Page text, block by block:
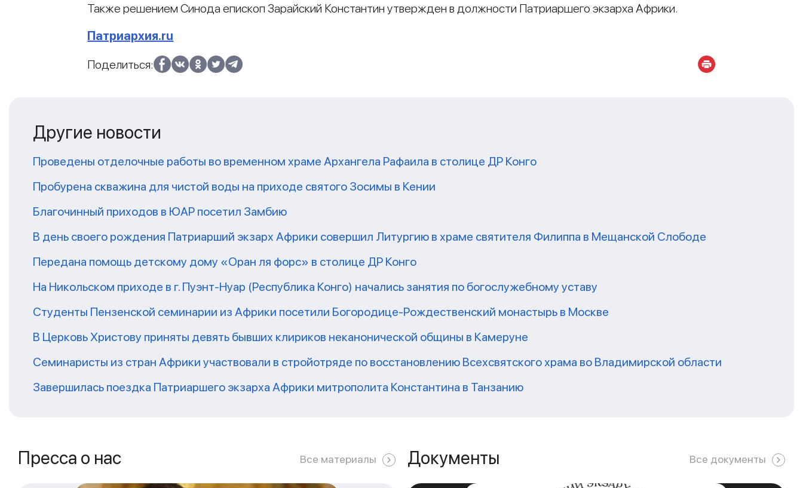
Также решением Синода епископ Зарайский Константин утвержден в должности Патриаршего экзарха Африки.
Патриархия.ru
Поделиться:
Другие новости
Проведены отделочные работы во временном храме Архангела Рафаила в столице ДР Конго
Пробурена скважина для чистой воды на приходе святого Зосимы в Кении
Благочинный приходов в ЮАР посетил Замбию
В день своего рождения Патриарший экзарх Африки совершил Литургию в храме святителя Филиппа в Мещанской Слободе
Передана помощь детскому дому «Оран ля форс» в столице ДР Конго
На Никольском приходе в г. Пуэнт-Нуар (Республика Конго) начались занятия по богослужебному уставу
Студенты Пензенской семинарии из Африки посетили Богородице-Рождественский монастырь в Москве
В Церковь Христову приняты девять бывших клириков неканонической общины в Камеруне
Семинаристы из стран Африки участвовали в стройотряде по восстановлению Всехсвятского храма во Владимирской области
Завершилась поездка Патриаршего экзарха Африки митрополита Константина в Танзанию
Пресса о нас Все материалы Документы Все документы